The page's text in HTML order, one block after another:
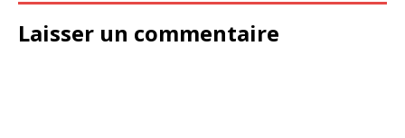
Laisser un commentaire